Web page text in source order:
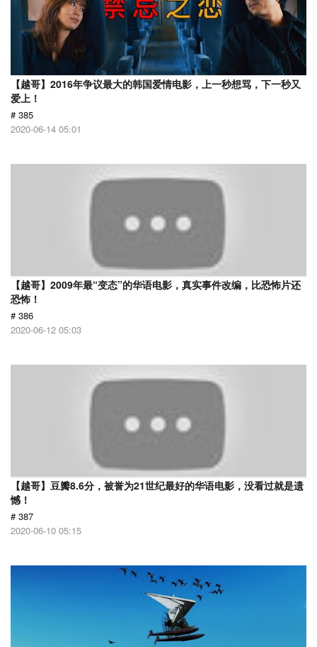
【越哥】2016年争议最大的韩国爱情电影，上一秒想骂，下一秒又
爱上！
# 385
2020-06-14 05:01
【越哥】2009年最“变态”的华语电影，真实事件改编，比恐怖片还
恐怖！
# 386
2020-06-12 05:03
【越哥】豆瓣8.6分，被誉为21世纪最好的华语电影，没看过就是遗
憾！
# 387
2020-06-10 05:15